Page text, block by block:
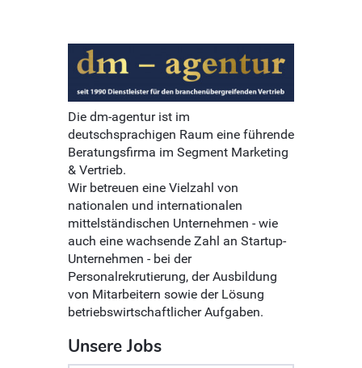
Die dm-agentur ist im
deutschsprachigen Raum eine führende
Beratungsfirma im Segment Marketing
& Vertrieb.
Wir betreuen eine Vielzahl von
nationalen und internationalen
mittelständischen Unternehmen - wie
auch eine wachsende Zahl an Startup-
Unternehmen - bei der
Personalrekrutierung, der Ausbildung
von Mitarbeitern sowie der Lösung
betriebswirtschaftlicher Aufgaben.
Unsere Jobs